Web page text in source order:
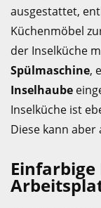
ausgestattet,
Küchenmöbel
der Inselküche
Spülmaschine,
Inselhaube
Inselküche ist
Diese kann